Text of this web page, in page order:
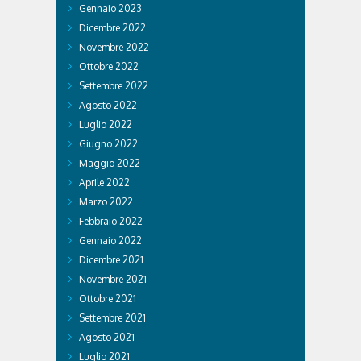
Gennaio 2023
Dicembre 2022
Novembre 2022
Ottobre 2022
Settembre 2022
Agosto 2022
Luglio 2022
Giugno 2022
Maggio 2022
Aprile 2022
Marzo 2022
Febbraio 2022
Gennaio 2022
Dicembre 2021
Novembre 2021
Ottobre 2021
Settembre 2021
Agosto 2021
Luglio 2021